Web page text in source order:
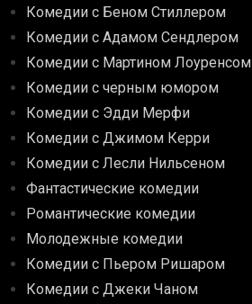
Комедии с Беном Стиллером
Комедии с Адамом Сендлером
Комедии с Мартином Лоуренсом
Комедии с черным юмором
Комедии с Эдди Мерфи
Комедии с Джимом Керри
Комедии с Лесли Нильсеном
Фантастические комедии
Романтические комедии
Молодежные комедии
Комедии с Пьером Ришаром
Комедии с Джеки Чаном